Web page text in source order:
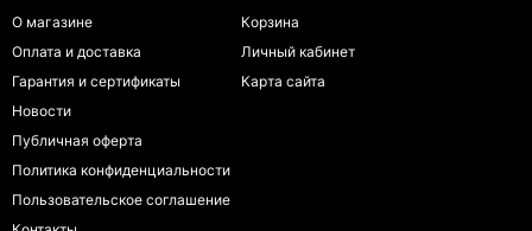
О магазине
Оплата и доставка
Гарантия и сертификаты
Новости
Публичная оферта
Политика конфиденциальности
Пользовательское соглашение
Корзина
Личный кабинет
Карта сайта